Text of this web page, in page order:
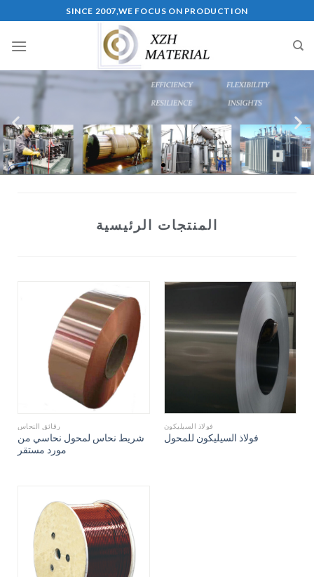
SINCE 2007,WE FOCUS ON PRODUCTION
المنتجات الرئيسية
رقائق النحاس
شريط نحاس لمحول نحاسي من
مورد مستقر
فولاذ السيليكون
فولاذ السيليكون للمحول